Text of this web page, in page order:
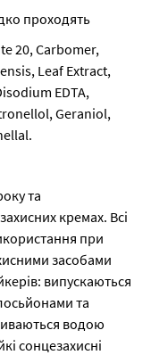
проходять
20, Carbomer,
Leaf Extract,
EDTA,
Geraniol,
та
кремах. Всі
при
засобами
випускаються
та
водою
сонцезахисні